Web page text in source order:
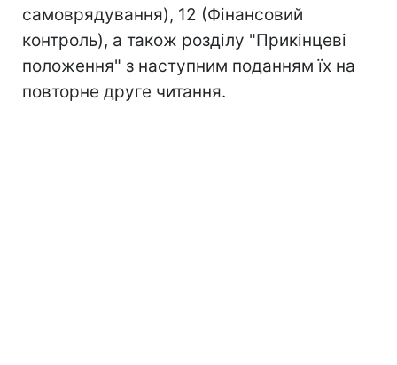
самоврядування), 12 (Фінансовий
контроль), а також розділу "Прикінцеві
положення" з наступним поданням їх на
повторне друге читання.